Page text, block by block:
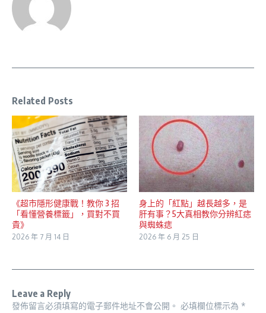
Related Posts
《超市隱形健康戰！教你 3 招
「看懂營養標籤」，買對不買
貴》
2026 年 7 月 14 日
身上的「紅點」越長越多，是
肝有事？5大真相教你分辨紅痣
與蜘蛛痣
2026 年 6 月 25 日
Leave a Reply
發佈留言必須填寫的電子郵件地址不會公開。 必填欄位標示為 *